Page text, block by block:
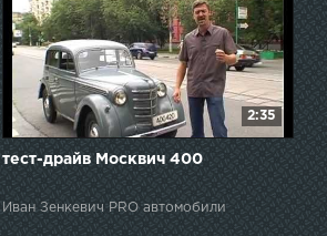
2:35
тест-драйв Москвич 400
Иван Зенкевич PRO автомобили